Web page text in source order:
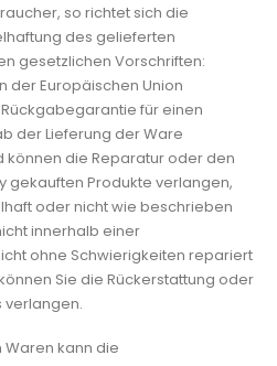
so richtet sich die
des gelieferten
gesetzlichen Vorschriften:
der Europäischen Union
für einen
der Lieferung der Ware
können die Reparatur oder den
gekauften Produkte verlangen,
oder nicht wie beschrieben
innerhalb einer
ohne Schwierigkeiten repariert
Sie die Rückerstattung oder
verlangen.
Waren kann die